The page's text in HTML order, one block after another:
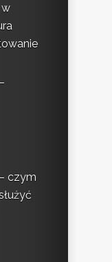
czym